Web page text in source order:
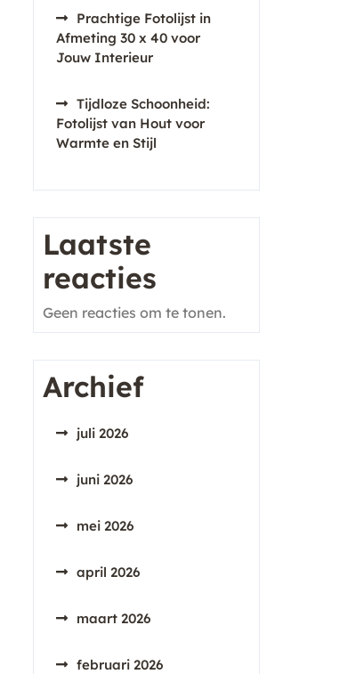
Prachtige Fotolijst in
Afmeting 30 x 40 voor
Jouw Interieur
Tijdloze Schoonheid:
Fotolijst van Hout voor
Warmte en Stijl
Laatste
reacties
Geen reacties om te tonen.
Archief
juli 2026
juni 2026
mei 2026
april 2026
maart 2026
februari 2026